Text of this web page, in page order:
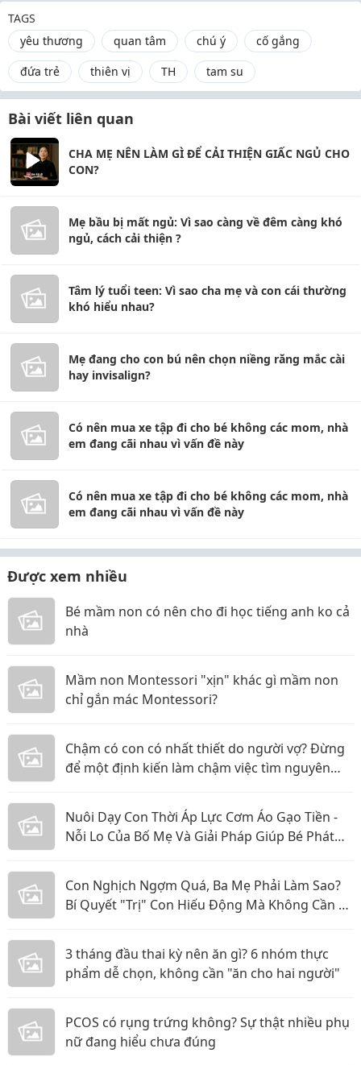
TAGS
yêu thương
quan tâm chú ý
cố gắng
đứa trẻ
thiên vị TH tam su
Bài viết liên quan
CHA MẸ NÊN LÀM GÌ ĐỂ CẢI THIỆN GIẤC NGỦ CHO
CON?
Mẹ bầu bị mất ngủ: Vì sao càng về đêm càng khó
ngủ, cách cải thiện ?
Tâm lý tuổi teen: Vì sao cha mẹ và con cái thường
khó hiểu nhau?
Mẹ đang cho con bú nên chọn niềng răng mắc cài
hay invisalign?
Có nên mua xe tập đi cho bé không các mom, nhà
em đang cãi nhau vì vấn đề này
Có nên mua xe tập đi cho bé không các mom, nhà
em đang cãi nhau vì vấn đề này
Được xem nhiều
Bé mầm non có nên cho đi học tiếng anh ko cả
nhà
Mầm non Montessori "xịn" khác gì mầm non
chỉ gắn mác Montessori?
Chậm có con có nhất thiết do người vợ? Đừng
để một định kiến làm chậm việc tìm nguyên
Nuôi Dạy Con Thời Áp Lực Cơm Áo Gạo Tiền -
Nỗi Lo Của Bố Mẹ Và Giải Pháp Giúp Bé Phát
Con Nghịch Ngợm Quá, Ba Mẹ Phải Làm Sao?
Bí Quyết "Trị" Con Hiếu Động Mà Không Cần La
3 tháng đầu thai kỳ nên ăn gì? 6 nhóm thực
phẩm dễ chọn, không cần "ăn cho hai người"
PCOS có rụng trứng không? Sự thật nhiều phụ
nữ đang hiểu chưa đúng